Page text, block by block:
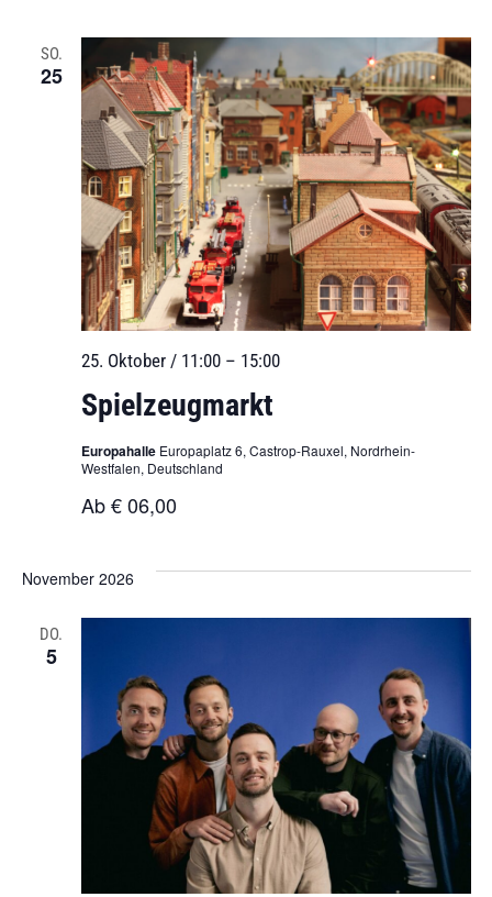
SO.
25
Spielzeugmarkt
25. Oktober / 11:00– 15:00
Europahalle Europaplatz 6, Castrop-Rauxel, Nordrhein-
Westfalen, Deutschland
Ab € 06,00
November 2026
DO.
5